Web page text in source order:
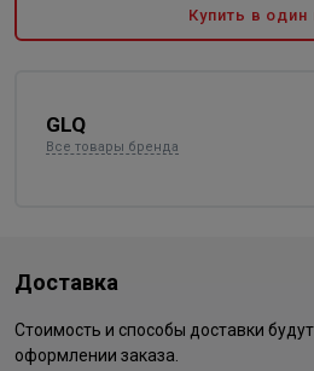
Купить в один
GLQ
Все товары бренда
Доставка
Стоимость и способы доставки
оформлении заказа.